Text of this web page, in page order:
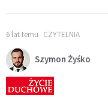
6 lat temu CZYTELNIA
Szymon Żyśko